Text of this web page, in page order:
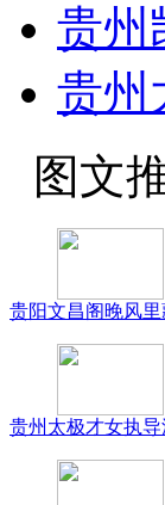
贵州
贵州
图文
贵阳文昌阁晚风
贵州太极才女执导